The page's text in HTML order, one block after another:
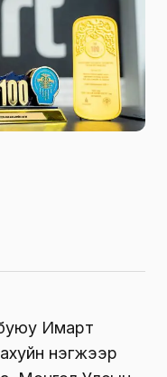
Имарт
нэгжээр